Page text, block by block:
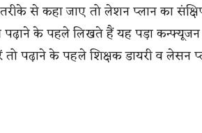
से कहा जाए तो लेशन प्लान का
पढ़ाने के पहले लिखते हैं यह पड़ा कन्फ्यूजन
पढ़ाने के पहले शिक्षक डायरी व लेसन